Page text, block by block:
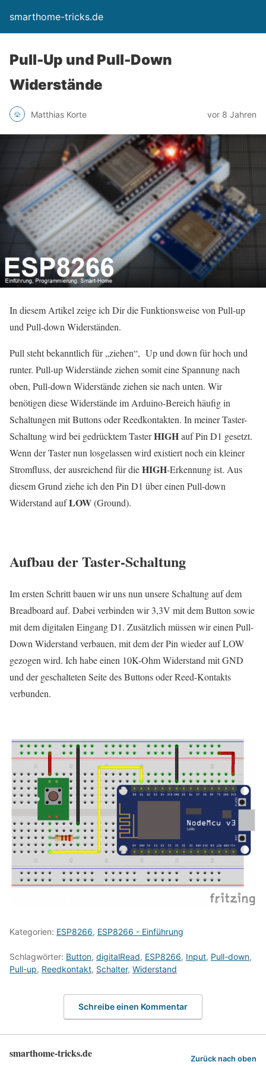
smarthome-tricks.de
Pull-Up und Pull-Down
Widerstände
Matthias Korte vor 8 Jahren
In diesem Artikel zeige ich Dir die Funktionsweise von Pull-up
und Pull-down Widerständen.
Pull steht bekanntlich für „ziehen“, Up und down für hoch und
runter. Pull-up Widerstände ziehen somit eine Spannung nach
oben, Pull-down Widerstände ziehen sie nach unten. Wir
benötigen diese Widerstände im Arduino-Bereich häufig in
Schaltungen mit Buttons oder Reedkontakten. In meiner Taster-
Schaltung wird bei gedrücktem TasterHIGHauf Pin D1 gesetzt.
Wenn der Taster nun losgelassen wird existiert noch ein kleiner
Stromfluss, der ausreichend für dieHIGH-Erkennung ist. Aus
diesem Grund ziehe ich den Pin D1 über einen Pull-down
Widerstand aufLOW(Ground).
Aufbau der Taster-Schaltung
Im ersten Schritt bauen wir uns nun unsere Schaltung auf dem
Breadboard auf. Dabei verbinden wir 3,3V mit dem Button sowie
mit dem digitalen Eingang D1. Zusätzlich müssen wir einen Pull-
Down Widerstand verbauen, mit dem der Pin wieder auf LOW
gezogen wird. Ich habe einen 10K-Ohm Widerstand mit GND
und der geschalteten Seite des Buttons oder Reed-Kontakts
verbunden.
Kategorien: ESP8266, ESP8266 - Einführung
Schlagwörter: Button, digitalRead, ESP8266, Input, Pull-down,
Pull-up, Reedkontakt, Schalter, Widerstand
Schreibe einen Kommentar
smarthome-tricks.de Zurück nach oben